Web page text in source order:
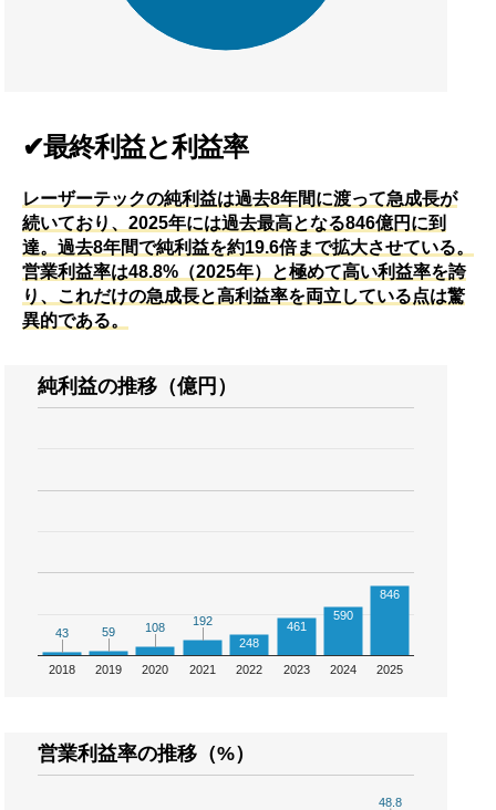
✔最終利益と利益率
レーザーテックの純利益は過去8年間に渡って急成長が
続いており、2025年には過去最高となる846億円に到
達。過去8年間で純利益を約19.6倍まで拡大させている。
営業利益率は48.8%（2025年）と極めて高い利益率を誇
り、これだけの急成長と高利益率を両立している点は驚
異的である。
純利益の推移（億円）
2018 2019 2020 2021 2022 2023 2024 2025
43
43 59
59 108
108 192
192
248
461
590
846
営業利益率の推移（%）
48.8
48.8